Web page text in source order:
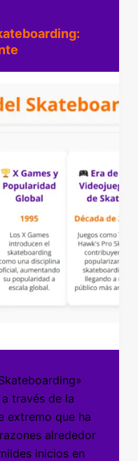
través de la
extremo que ha
alrededor
inicios en